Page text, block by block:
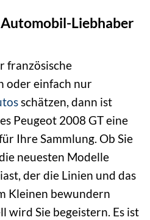
Liebhaber
französische
oder einfach nur
schätzen, dann ist
Peugeot 2008 GT eine
Ihre Sammlung. Ob Sie
neuesten Modelle
der die Linien und das
Kleinen bewundern
wird Sie begeistern. Es ist